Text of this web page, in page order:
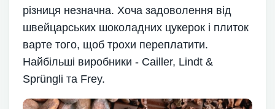
різниця незначна. Хоча задоволення від
швейцарських шоколадних цукерок і плиток
варте того, щоб трохи переплатити.
Найбільші виробники - Cailler, Lindt &
Sprüngli та Frey.